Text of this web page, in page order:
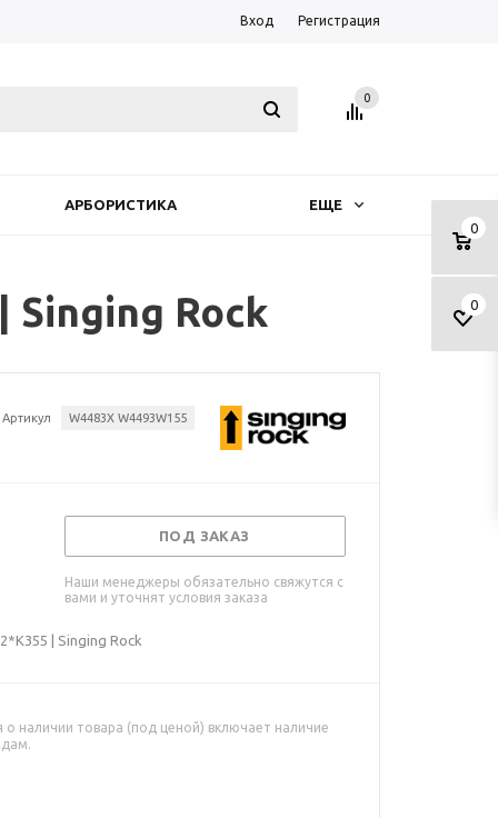
Вход Регистрация
0
0
0
АРБОРИСТИКА ЕЩЕ
Singing Rock
Артикул W4483X W4493W155
ПОД ЗАКАЗ
Наши менеджеры обязательно свяжутся с
вами и уточнят условия заказа
| Singing Rock
наличии товара (под ценой) включает наличие